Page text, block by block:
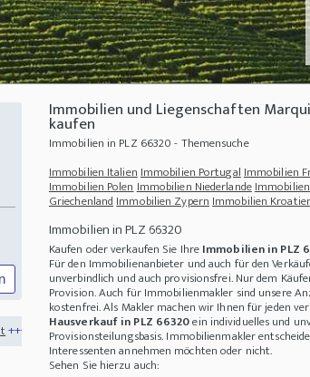
Immobilien Niederlande+++Nachhaltige
Immobilien und Liegenschaften
kaufen
Immobilien in PLZ 66320 - Themensuche
Immobilien ItalienImmobilien PortugalImmobilien
Immobilien PolenImmobilien Niederlande
GriechenlandImmobilien ZypernImmobilien
Immobilien in PLZ 66320
Kaufen oder verkaufen Sie IhreImmobilien in PLZ
Für den Immobilienanbieter und auch für den
unverbindlich und auch provisionsfrei. Nur dem
Provision. Auch für Immobilienmakler sind unsere
kostenfrei. Als Makler machen wir Ihnen für jeden
Hausverkauf in PLZ 66320ein individuelles und
Provisionsteilungsbasis. Immobilienmakler
Interessenten annehmen möchten oder nicht.
Sehen Sie hierzu auch: